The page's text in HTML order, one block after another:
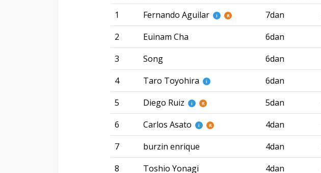
1
Fernando Aguilar i R 7dan
2
Euinam Cha 6dan
3
Song 6dan
4
Taro Toyohira i 6dan
5
Diego Ruiz i R 5dan
6
Carlos Asato i R 4dan
7
burzin enrique 4dan
8
Toshio Yonagi 4dan